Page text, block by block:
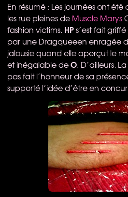
En résumé : Les journées ont
les rue pleines de Muscle Marys
fashion victims. HPs’est fait
par une Dragqueeen enragée
jalousie quand elle aperçut le
et inégalable deO. D’ailleurs,
pas fait l’honneur de sa
supporté l’idée d’être en